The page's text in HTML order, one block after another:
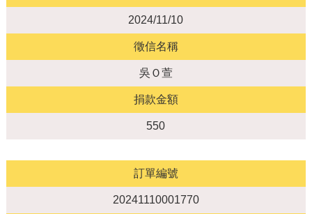
2024/11/10
徵信名稱
吳Ｏ萱
捐款金額
550
訂單編號
20241110001770